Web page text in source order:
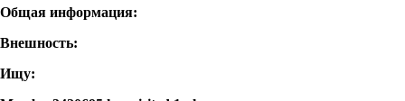
Общая информация:
Внешность:
Ищу: